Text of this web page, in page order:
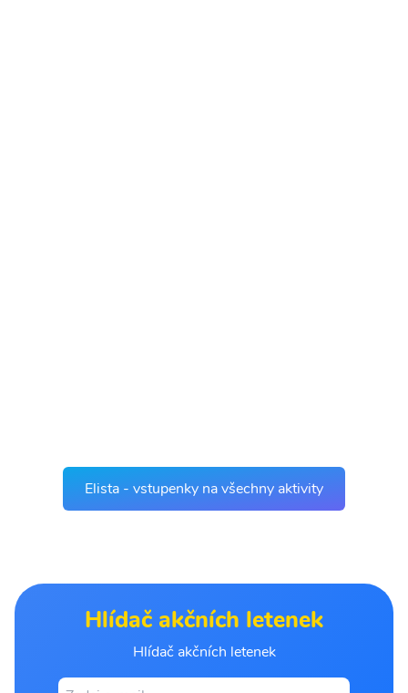
Elista - vstupenky na všechny aktivity
Hlídač akčních letenek
Hlídač akčních letenek